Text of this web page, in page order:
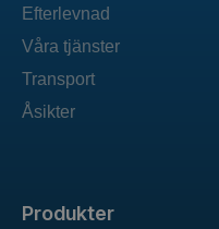
Produkter
Efterlevnad
Våra tjänster
Transport
Åsikter